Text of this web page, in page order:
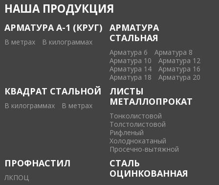
НАША ПРОДУКЦИЯ
АРМАТУРА А-1 (КРУГ)
В метрах В килограммах
АРМАТУРА
СТАЛЬНАЯ
Арматура 6
Арматура 8
Арматура 10
Арматура 12
Арматура 14
Арматура 16
Арматура 18
Арматура 20
КВАДРАТ СТАЛЬНОЙ
В килограммах В метрах
ЛИСТЫ
МЕТАЛЛОПРОКАТ
Тонколистовой
Толстолистовой
Рифленый
Холоднокатаный
Проcечно-вытяжной
ПРОФНАСТИЛ
ЛКПОЦ
СТАЛЬ
ОЦИНКОВАННАЯ